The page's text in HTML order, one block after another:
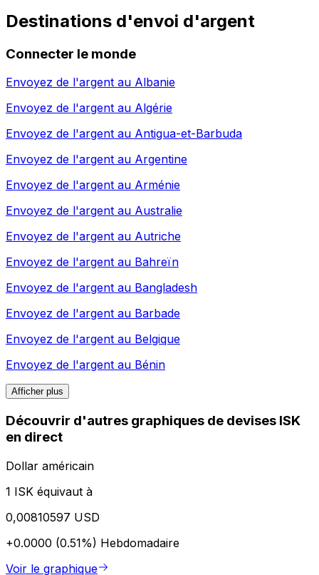
Destinations d'envoi d'argent
Connecter le monde
Envoyez de l'argent au Albanie
Envoyez de l'argent au Algérie
Envoyez de l'argent au Antigua-et-Barbuda
Envoyez de l'argent au Argentine
Envoyez de l'argent au Arménie
Envoyez de l'argent au Australie
Envoyez de l'argent au Autriche
Envoyez de l'argent au Bahreïn
Envoyez de l'argent au Bangladesh
Envoyez de l'argent au Barbade
Envoyez de l'argent au Belgique
Envoyez de l'argent au Bénin
Afficher plus
Découvrir d'autres graphiques de devises ISK
en direct
Dollar américain
1 ISK équivaut à
0,00810597 USD
+0.0000 (0.51%) Hebdomadaire
Voir le graphique